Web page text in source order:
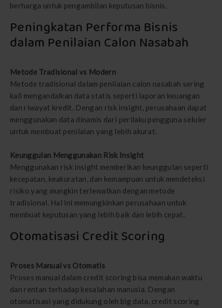
berharga untuk pengambilan keputusan bisnis.
Peningkatan Performa Bisnis
dalam Penilaian Calon Nasabah
Metode Tradisional vs Modern
Metode tradisional dalam penilaian calon nasabah sering
kali mengandalkan data statis seperti laporan keuangan
dan riwayat kredit. Dengan risk insight, perusahaan dapat
menggunakan data dinamis dari perilaku pengguna seluler
untuk membuat penilaian yang lebih akurat.
Keunggulan Menggunakan Risk Insight
Menggunakan risk insight memberikan keunggulan seperti
kecepatan, keakuratan, dan kemampuan untuk mendeteksi
risiko yang mungkin terlewatkan dengan metode
tradisional. Hal ini memungkinkan perusahaan untuk
membuat keputusan yang lebih baik dan lebih cepat.
Otomatisasi Credit Scoring
Proses Manual vs Otomatis
Proses manual dalam credit scoring bisa memakan waktu
dan rentan terhadap kesalahan manusia. Dengan
otomatisasi yang didukung oleh big data, credit scoring